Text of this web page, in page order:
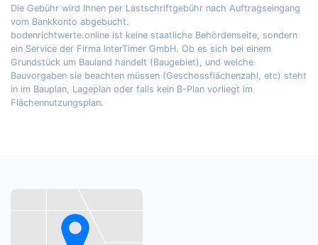
Die Gebühr wird Ihnen per Lastschriftgebühr nach Auftragseingang
vom Bankkonto abgebucht.
bodenrichtwerte.online ist keine staatliche Behördenseite, sondern
ein Service der Firma InterTimer GmbH. Ob es sich bei einem
Grundstück um Bauland handelt (Baugebiet), und welche
Bauvorgaben sie beachten müssen (Geschossflächenzahl, etc) steht
in im Bauplan, Lageplan oder falls kein B-Plan vorliegt im
Flächennutzungsplan.